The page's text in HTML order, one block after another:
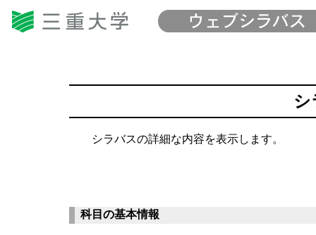
シ
シラバスの詳細な内容を表示します。
科目の基本情報